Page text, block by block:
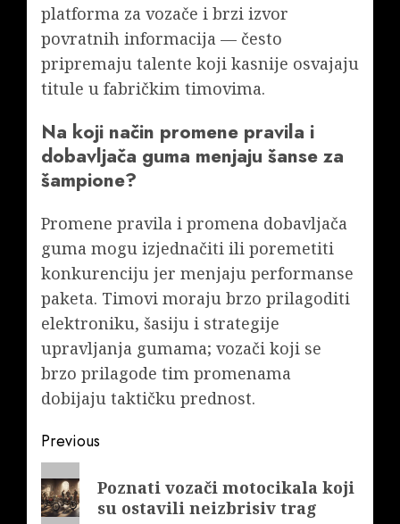
platforma za vozače i brzi izvor
povratnih informacija — često
pripremaju talente koji kasnije osvajaju
titule u fabričkim timovima.
Na koji način promene pravila i
dobavljača guma menjaju šanse za
šampione?
Promene pravila i promena dobavljača
guma mogu izjednačiti ili poremetiti
konkurenciju jer menjaju performanse
paketa. Timovi moraju brzo prilagoditi
elektroniku, šasiju i strategije
upravljanja gumama; vozači koji se
brzo prilagode tim promenama
dobijaju taktičku prednost.
Post
navigation
Previous
Previous
post:
Poznati vozači motocikala koji
su ostavili neizbrisiv trag